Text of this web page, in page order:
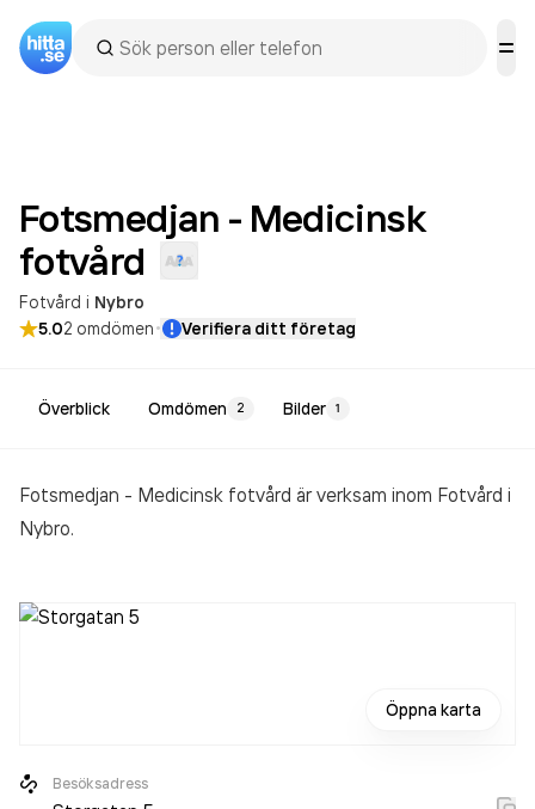
Fotsmedjan - Medicinsk
fotvård
Fotvård i Nybro
5.02 omdömen· Verifiera ditt företag
Överblick Omdömen 2 Bilder 1
Fotsmedjan - Medicinsk fotvård är verksam inom Fotvård i
Nybro.
Öppna karta
Besöksadress